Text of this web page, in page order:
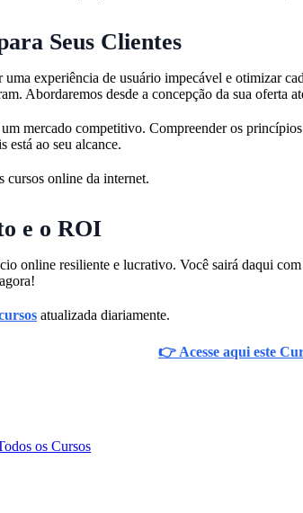
Seus Clientes
uma experiência de usuário impecável e otimizar
Abordaremos desde a concepção da sua oferta
mercado competitivo. Compreender os
está ao seu alcance.
cursos online da internet.
e o ROI
online resiliente e lucrativo. Você sairá daqui
atualizada diariamente.
👉 Acesse aqui este
os Cursos